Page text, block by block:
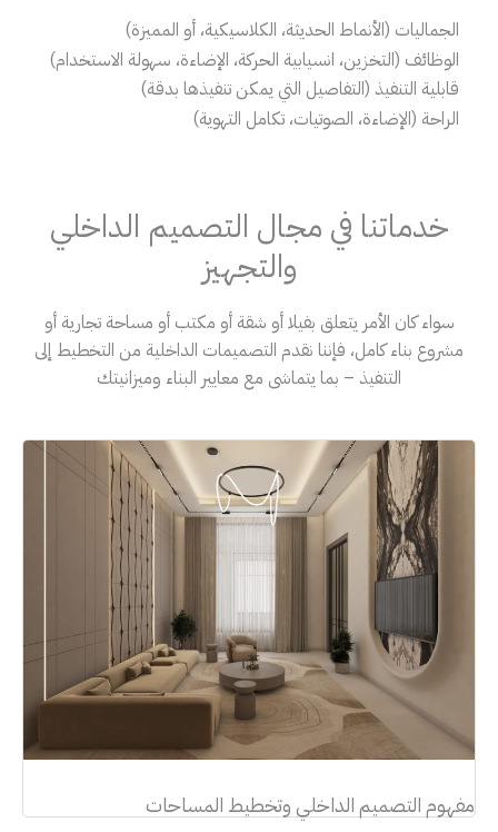
الجماليات (الأنماط الحديثة، الكلاسيكية، أو المميزة)
الوظائف (التخزين، انسيابية الحركة، الإضاءة، سهولة الاستخدام)
قابلية التنفيذ (التفاصيل التي يمكن تنفيذها بدقة)
الراحة (الإضاءة، الصوتيات، تكامل التهوية)
خدماتنا في مجال التصميم الداخلي
والتجهيز
سواء كان الأمر يتعلق بفيلا أو شقة أو مكتب أو مساحة تجارية أو
مشروع بناء كامل، فإننا نقدم التصميمات الداخلية من التخطيط إلى
التنفيذ – بما يتماشى مع معايير البناء وميزانيتك
مفهوم التصميم الداخلي وتخطيط المساحات